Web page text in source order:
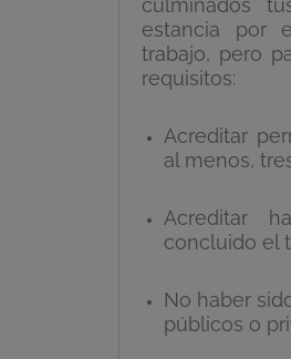
culminados
estancia por
trabajo, pero
requisitos:
Acreditar
al menos,
Acreditar
concluido el
No haber
públicos o